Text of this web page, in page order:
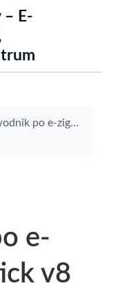
– E-
z testami, porównaniami i poradami
e-
v8